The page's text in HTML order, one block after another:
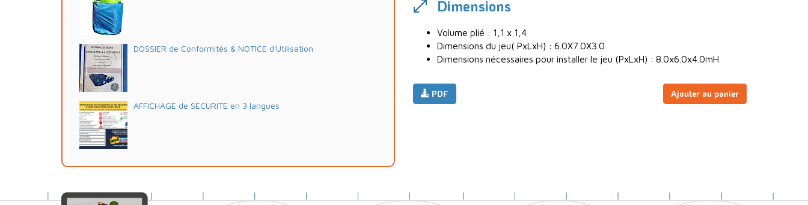
DOSSIER de Conformités & NOTICE d'Utilisation
AFFICHAGE de SECURITE en 3 langues
Dimensions
Volume plié : 1,1 x 1,4
Dimensions du jeu( PxLxH) : 6.0X7.0X3.0
Dimensions nécessaires pour installer le jeu (PxLxH) : 8.0x6.0x4.0mH
Ajouter au panier
PDF